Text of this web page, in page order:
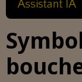
Assistant IA